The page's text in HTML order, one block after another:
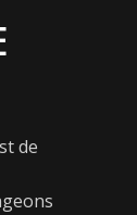
de